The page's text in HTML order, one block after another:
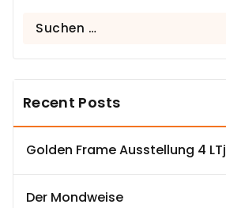
Suchen
Recent Posts
Golden Frame Ausstellung 4 LTj
Der Mondweise